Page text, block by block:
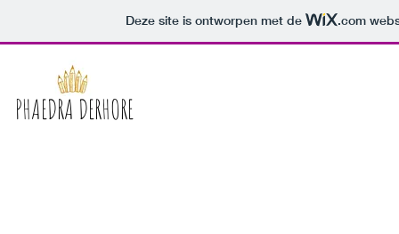
Deze site is ontworpen met de .com
PHAEDRA DERHORE